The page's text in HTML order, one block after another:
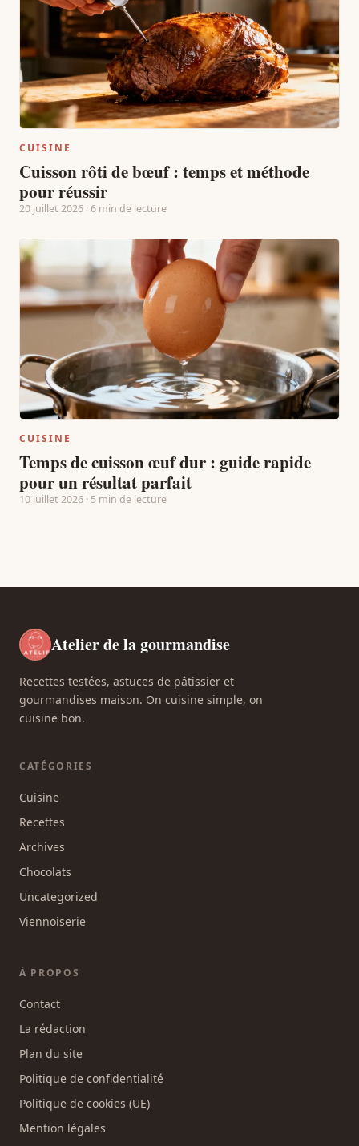
CUISINE
Cuisson rôti de bœuf : temps et méthode
pour réussir
20 juillet 2026 · 6 min de lecture
CUISINE
Temps de cuisson œuf dur : guide rapide
pour un résultat parfait
10 juillet 2026 · 5 min de lecture
Atelier de la gourmandise
Recettes testées, astuces de pâtissier et
gourmandises maison. On cuisine simple, on
cuisine bon.
CATÉGORIES
Cuisine
Recettes
Archives
Chocolats
Uncategorized
Viennoiserie
À PROPOS
Contact
La rédaction
Plan du site
Politique de confidentialité
Politique de cookies (UE)
Mention légales